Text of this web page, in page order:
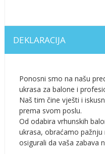
DEKLARACIJA
Ponosni smo na našu
ukrasa za balone i
Naš tim čine vješti i
prema svom poslu.
Od odabira vrhunskih
ukrasa, obraćamo
osigurali da vaša zabava